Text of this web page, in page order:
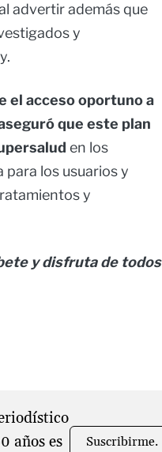
advertir además que
y
el acceso oportuno a
que este plan
en los
los usuarios y
y
y disfruta de todos
años es
Suscribirme.